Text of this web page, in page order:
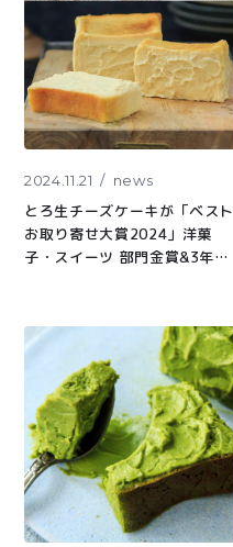
2024.11.21 news
とろ生チーズケーキが「ベスト
お取り寄せ大賞2024」洋菓
子・スイーツ 部門金賞&3年連